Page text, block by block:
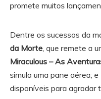
promete muitos
Dentre os sucessos da
da Morte, que remete a
Miraculous – As
simula uma pane aérea; e
disponíveis para agradar